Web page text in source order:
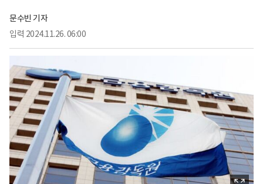
문수빈 기자
입력 2024.11.26. 06:00